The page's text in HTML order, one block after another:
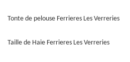
Tonte de pelouse Ferrieres Les Verreries
Taille de Haie Ferrieres Les Verreries